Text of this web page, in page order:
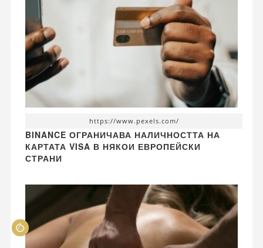
https://www.pexels.com/
BINANCE ОГРАНИЧАВА НАЛИЧНОСТТА НА
КАРТАТА VISA В НЯКОИ ЕВРОПЕЙСКИ
СТРАНИ